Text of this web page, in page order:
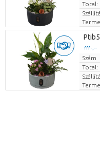
Total:
??? -,--
Szám
Total: